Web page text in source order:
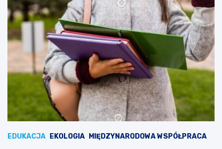
EDUKACJA EKOLOGIA MIĘDZYNARODOWA WSPÓŁPRACA